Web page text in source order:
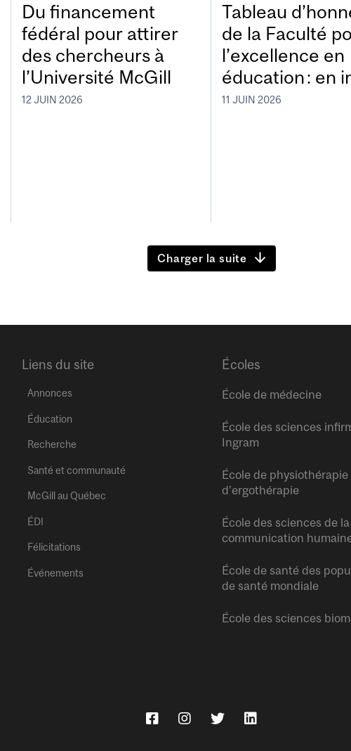
Du financement
fédéral pour attirer
des chercheurs à
l’Université McGill
12 JUIN 2026
Tableau
de la Faculté
l’excellence en
éducation : en
11 JUIN 2026
Charger la suite
Liens du site
Annonces
Éducation
Recherche
Santé et communauté
McGill au Québec
ÉDI
Félicitations
Événements
Écoles
École de médecine
École des sciences
Ingram
École de physiothérapie
d’ergothérapie
École des sciences de la
communication
École de santé des
de santé mondiale
École des sciences